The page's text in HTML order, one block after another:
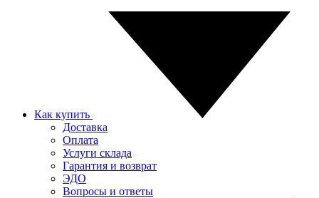
Как купить
Доставка
Оплата
Услуги склада
Гарантия и возврат
ЭДО
Вопросы и ответы